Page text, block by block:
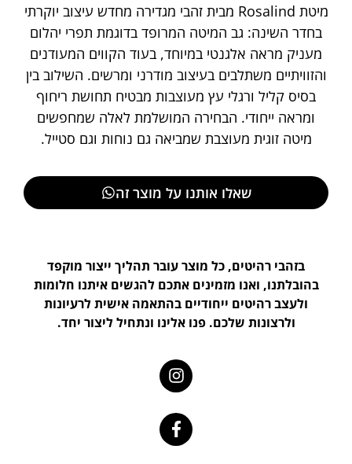
מיטת Rosalind מבית זהבי מגדירה מחדש עיצוב יוקרתי
בחדר השינה: גב המיטה המרופד בדוגמת תפרי יהלום
מעניק מראה אלגנטי במיוחד, בעוד הקווים המעודנים
והזוויתיים משתלבים בעיצוב מודרני ומרשים. השילוב בין
בסיס קליל ורגלי עץ מעוצבות מבטיח תחושת ריחוף
ומראה ייחודי. הבחירה המושלמת לאלה שמחפשים
מיטה זוגית מעוצבת שמביאה גם נוחות וגם סטייל.
שאלו אותנו על מוצר זה
בזהבי רהיטים, כל מוצר עובר תהליך ייצור מוקפד
בהובלתנו, ואנו מזמינים אתכם להגשים איתנו חלומות
ולעצב רהיטים ייחודיים בהתאמה אישית לרעיונות
ולרצונות שלכם. פנו אלינו ונתחיל ליצור יחד.